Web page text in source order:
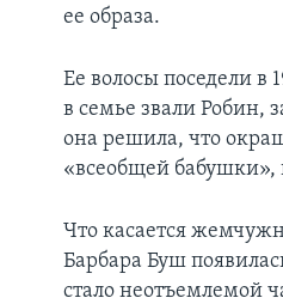
ее образа.
Ее волосы поседели в
в семье звали Робин,
она решила, что
«всеобщей бабушки»,
Что касается
Барбара Буш
стало неотъемлемой